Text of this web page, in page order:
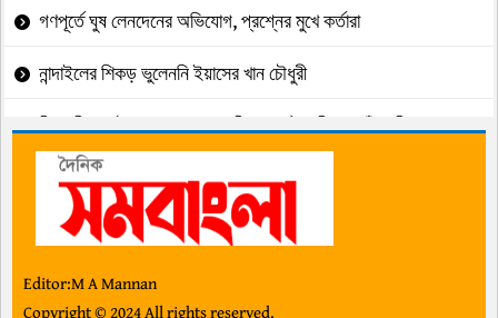
গণপূর্তে ঘুষ লেনদেনের অভিযোগ, প্রশ্নের মুখে কর্তারা
নান্দাইলের শিকড় ভুলেননি ইয়াসের খান চৌধুরী
ব্রিগেডিয়ার (মরণোত্তর পদোন্নতিপ্রাপ্ত) জাহিদ ও তাঁর পরিবার
গুলশানে যুবদলের পদবঞ্চিতদের অবস্থান কর্মসুচী
বন্ধুত্ব দিবস:বন্ধুত্বের সর্বজনীন রূপরেখা
দেশজুড়ে সতর্কতা জারি করল পুলিশ সদর দপ্তর
Editor:M A Mannan
Copyright © 2024 All rights reserved.